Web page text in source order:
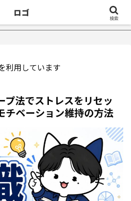
験談 【18万再生】YouTube
利用しています
プ法でストレスをリセッ
チベーション維持の方法
ロゴ
検索